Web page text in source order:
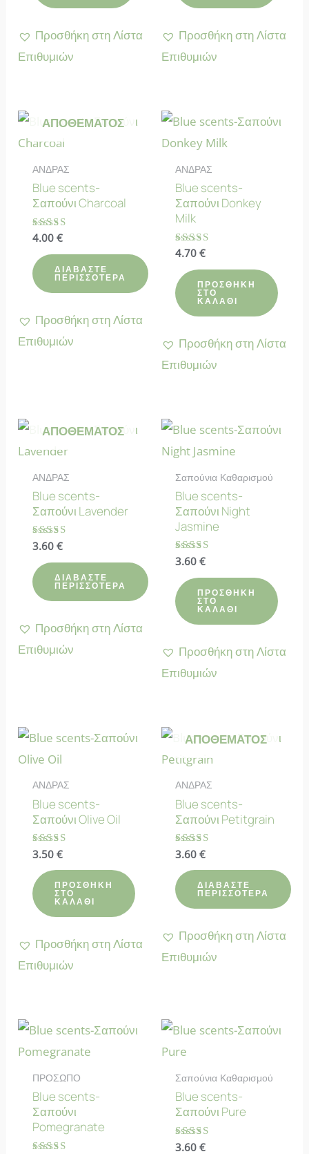
Προσθήκη στη Λίστα
Επιθυμιών
Προσθήκη στη Λίστα
Επιθυμιών
ΑΠΟΘΈΜΑΤΟΣ
ΑΝΔΡΑΣ
Blue scents-
Σαπούνι Charcoal
Βαθμολογήθηκε
4.78
από 5
4.00 €
ΔΙΑΒΆΣΤΕ
ΠΕΡΙΣΣΌΤΕΡΑ
Προσθήκη στη Λίστα
Επιθυμιών
ΑΝΔΡΑΣ
Blue scents-
Σαπούνι Donkey
Milk
Βαθμολογήθηκε
4.80
από 5
4.70€
ΠΡΟΣΘΉΚΗ
ΣΤΟ
ΚΑΛΆΘΙ
Προσθήκη στη Λίστα
Επιθυμιών
ΑΠΟΘΈΜΑΤΟΣ
ΑΝΔΡΑΣ
Blue scents-
Σαπούνι Lavender
Βαθμολογήθηκε
4.80
από 5
3.60 €
ΔΙΑΒΆΣΤΕ
ΠΕΡΙΣΣΌΤΕΡΑ
Προσθήκη στη Λίστα
Επιθυμιών
Σαπούνια Καθαρισμού
Blue scents-
Σαπούνι Night
Jasmine
Βαθμολογήθηκε
5.00
από 5
3.60€
ΠΡΟΣΘΉΚΗ
ΣΤΟ
ΚΑΛΆΘΙ
Προσθήκη στη Λίστα
Επιθυμιών
ΑΝΔΡΑΣ
Blue scents-
Σαπούνι Olive Oil
Βαθμολογήθηκε
4.83
από 5
3.50 €
ΠΡΟΣΘΉΚΗ
ΣΤΟ
ΚΑΛΆΘΙ
Προσθήκη στη Λίστα
Επιθυμιών
ΑΠΟΘΈΜΑΤΟΣ
ΑΝΔΡΑΣ
Blue scents-
Σαπούνι Petitgrain
Βαθμολογήθηκε
4.60
από 5
3.60€
ΔΙΑΒΆΣΤΕ
ΠΕΡΙΣΣΌΤΕΡΑ
Προσθήκη στη Λίστα
Επιθυμιών
ΠΡΟΣΩΠΟ
Blue scents-
Σαπούνι
Pomegranate
Σαπούνια Καθαρισμού
Blue scents-
Σαπούνι Pure
Βαθμολογήθηκε
3.60€